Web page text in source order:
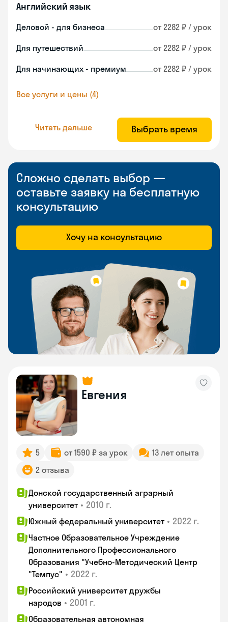
Английский язык
Деловой - для бизнеса от 2282 ₽ / урок
Для путешествий от 2282 ₽ / урок
Для начинающих - премиум от 2282 ₽ / урок
Все услуги и цены (4)
Читать дальше Выбрать время
Сложно сделать выбор —
оставьте заявку на бесплатную
консультацию
Хочу на консультацию
Евгения
5 от 1590 ₽ за урок
13 лет опыта
2 отзыва
Донской государственный аграрный
университет • 2010 г.
Южный федеральный университет • 2022 г.
Частное Образовательное Учреждение
Дополнительного Профессионального
Образования "Учебно-Методический Центр
"Темпус" • 2022 г.
Российский университет дружбы
народов • 2001 г.
Образовательная автономная